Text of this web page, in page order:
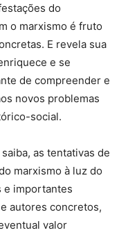
do
o marxismo é fruto
E revela sua
e se
de compreender e
novos problemas
social.
as tenta­tivas de
mar­xismo à luz do
e importantes
au­tores concretos,
valor